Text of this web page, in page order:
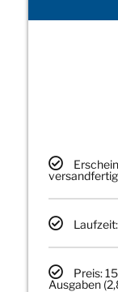
Preis:
Ausgaben